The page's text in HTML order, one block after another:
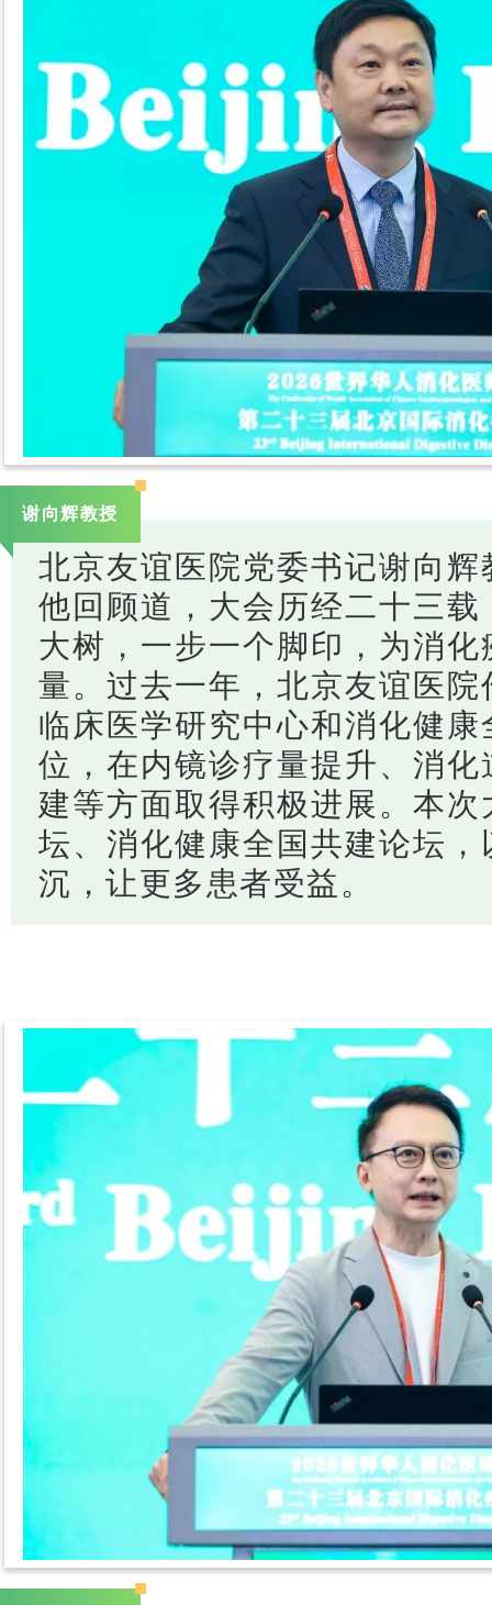
谢向辉教授
北京友谊医院党委书记谢向
他回顾道，大会历经二十三
大树，一步一个脚印，为消
量。过去一年，北京友谊医
临床医学研究中心和消化健
位，在内镜诊疗量提升、消
建等方面取得积极进展。本
坛、消化健康全国共建论坛
沉，让更多患者受益。